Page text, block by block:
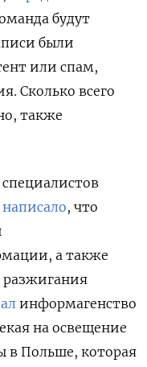
будут
были
или спам,
Сколько всего
также
специалистов
написало, что
а также
разжигания
информагенство
на освещение
в Польше, которая